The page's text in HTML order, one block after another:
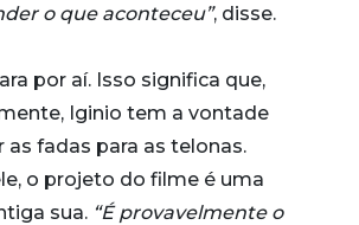
o que aconteceu”, disse.
por aí. Isso significa que,
Iginio tem a vontade
as fadas para as telonas.
o projeto do filme é uma
sua. “É provavelmente o